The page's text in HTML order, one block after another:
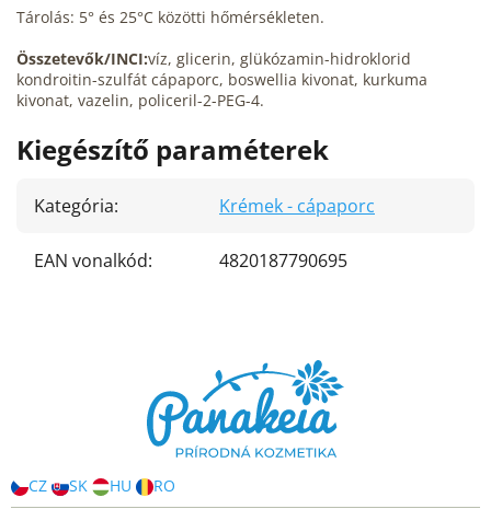
Tárolás: 5° és 25°C közötti hőmérsékleten.
Összetevők/INCI:víz, glicerin, glükózamin-hidroklorid
kondroitin-szulfát cápaporc, boswellia kivonat, kurkuma
kivonat, vazelin, policeril-2-PEG-4.
Kiegészítő paraméterek
Kategória: Krémek - cápaporc
EAN vonalkód: 4820187790695
CZ SK HU RO